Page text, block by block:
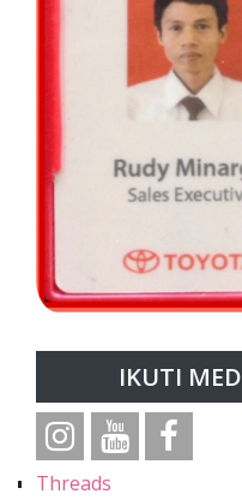
IKUTI
Threads